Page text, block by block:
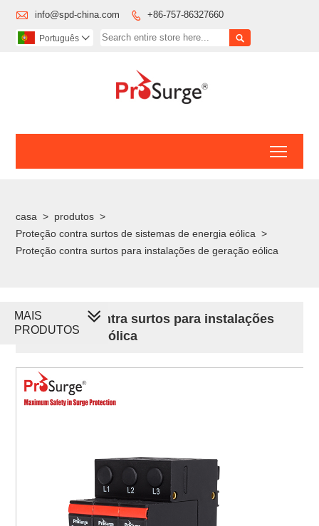
 info@spd-china.com  +86-757-86327660

Português 
casa > produtos >
Proteção contra surtos de sistemas de energia eólica >
Proteção contra surtos para instalações de geração eólica
Proteção contra surtos para instalações
de geração eólica
MAIS
PRODUTOS